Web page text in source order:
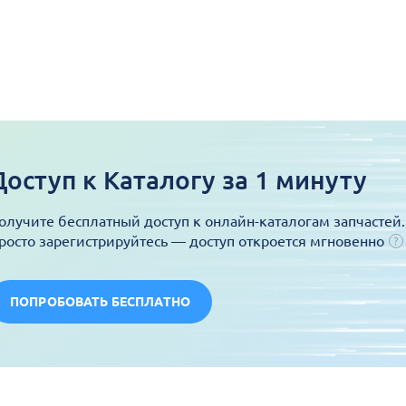
к Каталогу за 1 минуту
бесплатный доступ к онлайн-каталогам запчастей.
зарегистрируйтесь — доступ откроется мгновенно
ПОПРОБОВАТЬ БЕСПЛАТНО